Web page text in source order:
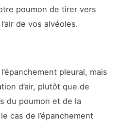
poumon de tirer vers
de vos alvéoles.
pleural, mais
d’air, plutôt que de
du poumon et de la
cas de l’épanchement